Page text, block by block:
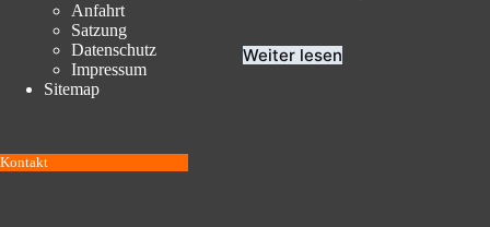
Anfahrt
Satzung
Datenschutz
Impressum
Sitemap
Weiter lesen
Kontakt